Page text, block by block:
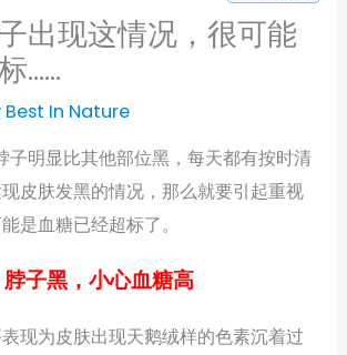
出现这情况，很可能
……
Best In Nature
子明显比其他部位黑，每天都有按时清
皮肤发黑的情况，那么就要引起重视
是血糖已经超标了。
脖子黑，小心血糖高
现为皮肤出现天鹅绒样的色素沉着过